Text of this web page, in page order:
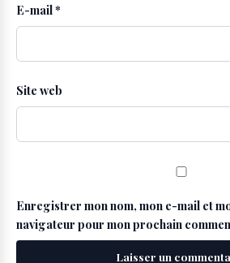
E-mail*
Site web
Enregistrer mon nom, mon e-mail et
navigateur pour mon prochain